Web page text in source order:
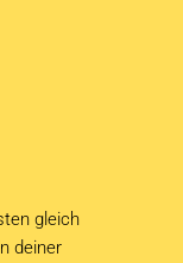
gleich
deiner